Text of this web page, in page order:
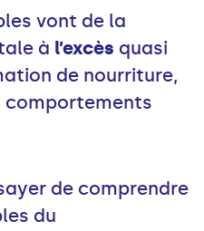
vont de la
à l’excès quasi
de nourriture,
comportements
de comprendre
du